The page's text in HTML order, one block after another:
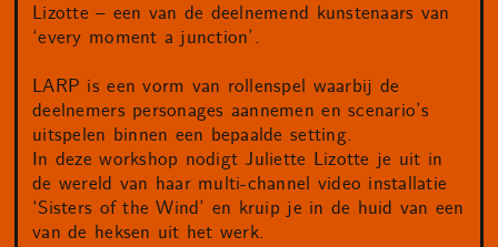
Lizotte – een van de deelnemend kunstenaars van
‘every moment a junction’.
LARP is een vorm van rollenspel waarbij de
deelnemers personages aannemen en scenario’s
uitspelen binnen een bepaalde setting.
In deze workshop nodigt Juliette Lizotte je uit in
de wereld van haar multi-channel video installatie
‘Sisters of the Wind’ en kruip je in de huid van een
van de heksen uit het werk.